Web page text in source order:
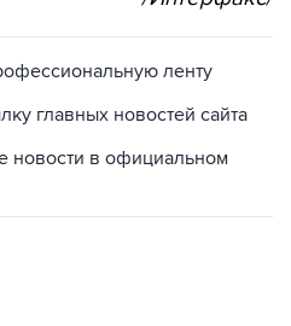
главных новостей сайта
новости в официальном